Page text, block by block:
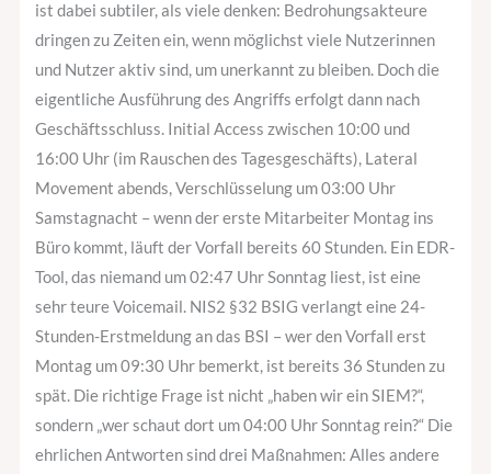
ist dabei subtiler, als viele denken: Bedrohungsakteure
dringen zu Zeiten ein, wenn möglichst viele Nutzerinnen
und Nutzer aktiv sind, um unerkannt zu bleiben. Doch die
eigentliche Ausführung des Angriffs erfolgt dann nach
Geschäftsschluss. Initial Access zwischen 10:00 und
16:00 Uhr (im Rauschen des Tagesgeschäfts), Lateral
Movement abends, Verschlüsselung um 03:00 Uhr
Samstagnacht – wenn der erste Mitarbeiter Montag ins
Büro kommt, läuft der Vorfall bereits 60 Stunden. Ein EDR-
Tool, das niemand um 02:47 Uhr Sonntag liest, ist eine
sehr teure Voicemail. NIS2 §32 BSIG verlangt eine 24-
Stunden-Erstmeldung an das BSI – wer den Vorfall erst
Montag um 09:30 Uhr bemerkt, ist bereits 36 Stunden zu
spät. Die richtige Frage ist nicht „haben wir ein SIEM?“,
sondern „wer schaut dort um 04:00 Uhr Sonntag rein?“ Die
ehrlichen Antworten sind drei Maßnahmen: Alles andere